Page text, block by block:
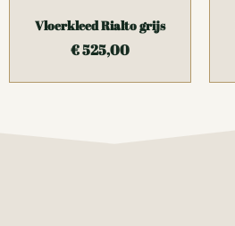
Vloerkleed Rialto grijs
€525,00